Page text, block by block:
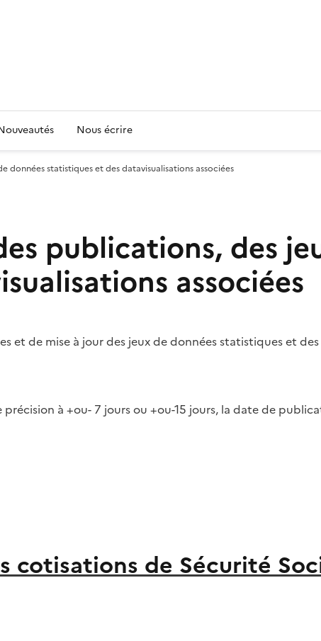
Nous écrire
données statistiques et des datavisualisations associées
publications, des
associées
de mise à jour des jeux de données statistiques et
à +ou- 7 jours ou +ou-15 jours, la date de
cotisations de Sécurité